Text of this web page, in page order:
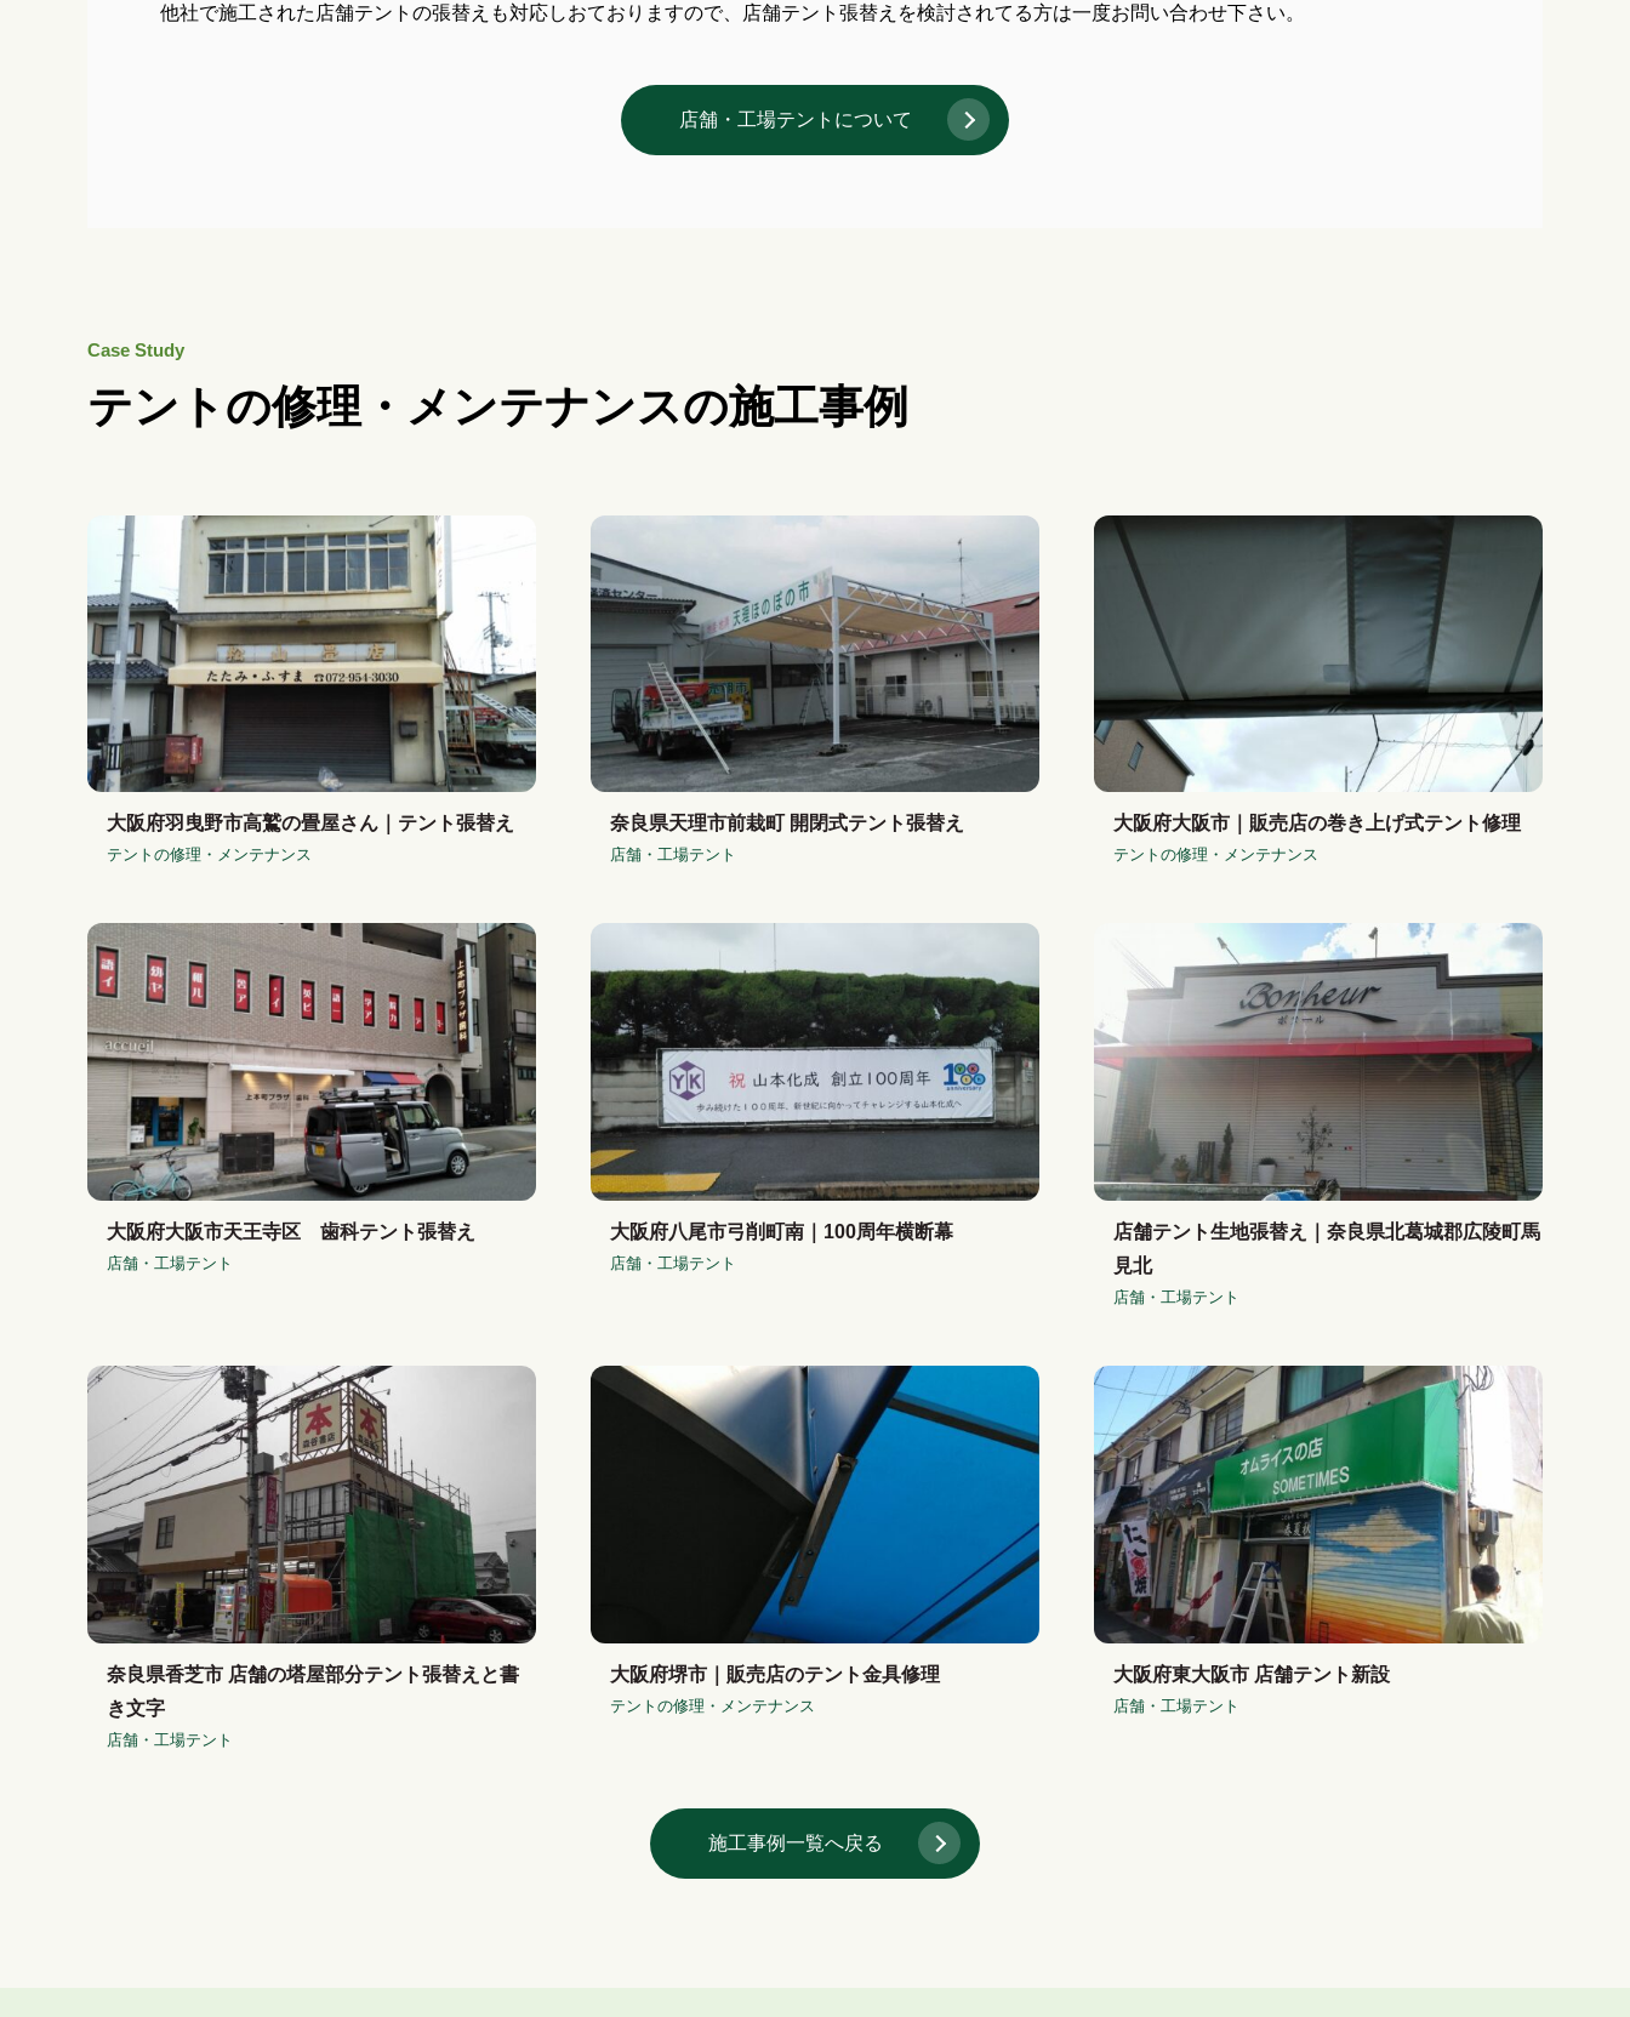
他社で施工された店舗テントの張替えも対応しおておりますので、店舗テント張替えを検討されてる方は一度お問い合わせ下さい。
店舗・工場テントについて
Case Study
テントの修理・メンテナンスの施工事例
大阪府羽曳野市高鷲の畳屋さん｜テント張替え
テントの修理・メンテナンス
奈良県天理市前栽町 開閉式テント張替え
店舗・工場テント
大阪府大阪市｜販売店の巻き上げ式テント修理
テントの修理・メンテナンス
大阪府大阪市天王寺区 歯科テント張替え
店舗・工場テント
大阪府八尾市弓削町南｜100周年横断幕
店舗・工場テント
店舗テント生地張替え｜奈良県北葛城郡広陵町馬
見北
店舗・工場テント
奈良県香芝市 店舗の塔屋部分テント張替えと書
き文字
店舗・工場テント
大阪府堺市｜販売店のテント金具修理
テントの修理・メンテナンス
大阪府東大阪市 店舗テント新設
店舗・工場テント
施工事例一覧へ戻る